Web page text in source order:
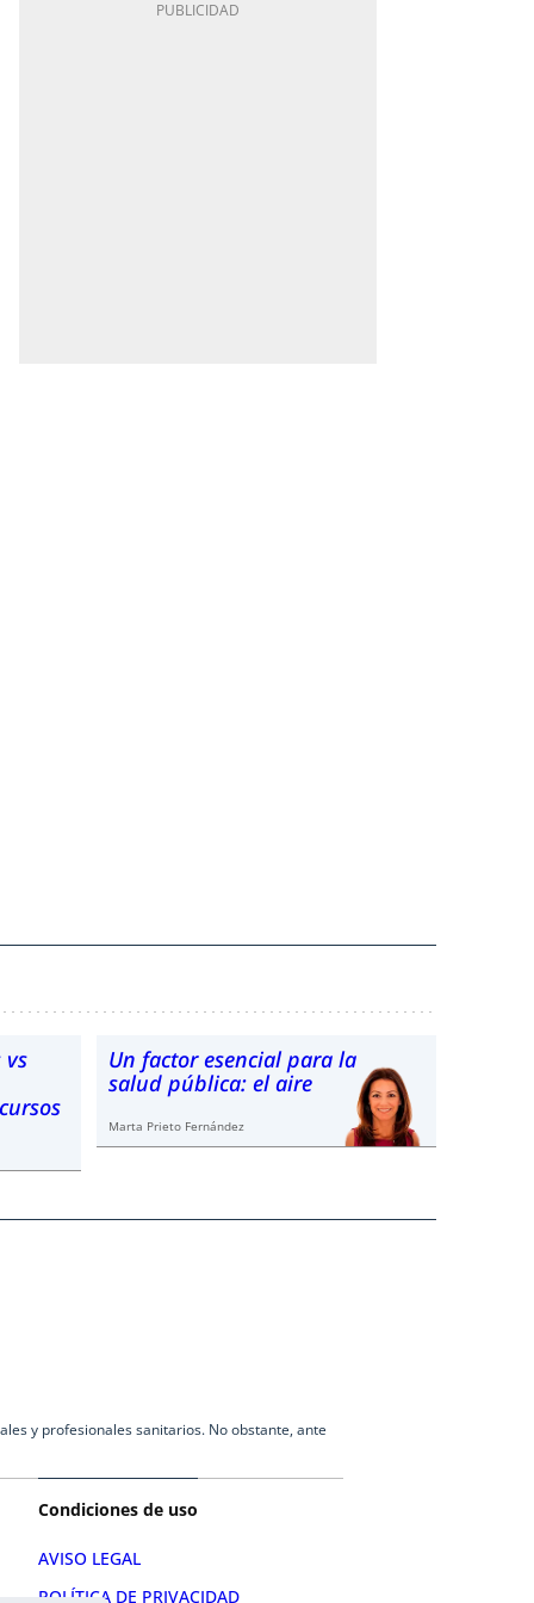
vs
Un factor esencial para la
salud pública: el aire
Marta Prieto Fernández
y profesionales sanitarios. No obstante, ante
Condiciones de uso
AVISO LEGAL
POLÍTICA DE PRIVACIDAD